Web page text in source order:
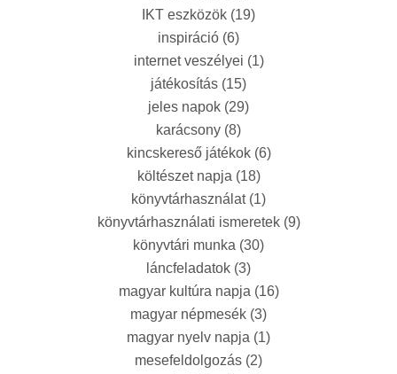
IKT eszközök (19)
inspiráció (6)
internet veszélyei (1)
játékosítás (15)
jeles napok (29)
karácsony (8)
kincskereső játékok(6)
költészet napja (18)
könyvtárhasználat(1)
könyvtárhasználati ismeretek(9)
könyvtári munka (30)
láncfeladatok (3)
magyar kultúra napja (16)
magyar népmesék (3)
magyar nyelv napja (1)
mesefeldolgozás (2)